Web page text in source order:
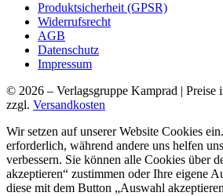
Produktsicherheit (GPSR)
Widerrufsrecht
AGB
Datenschutz
Impressum
© 2026 – Verlagsgruppe Kamprad | Preise
zzgl. Versandkosten
Wir setzen auf unserer Website Cookies
erforderlich, während andere uns helfen
verbessern. Sie können alle Cookies über
akzeptieren“ zustimmen oder Ihre eigene
diese mit dem Button „Auswahl